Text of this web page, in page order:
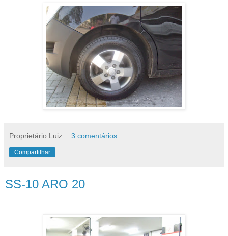
Proprietário Luiz 3 comentários:
Compartilhar
SS-10 ARO 20